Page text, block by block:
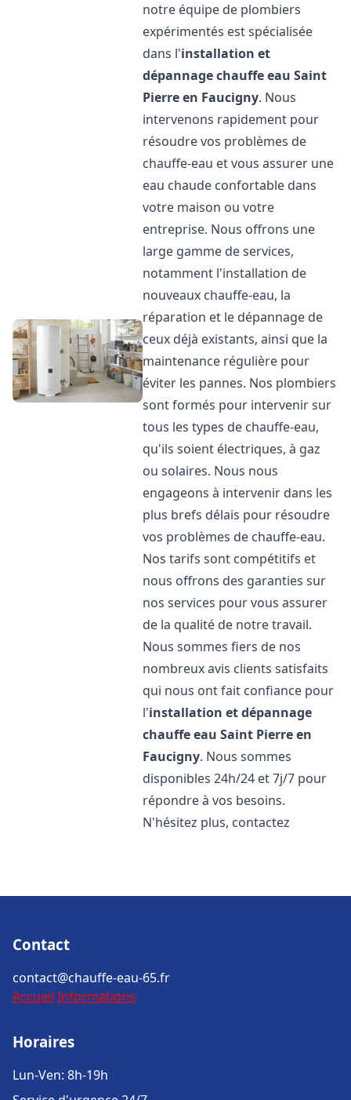
notre équipe de plombiers
expérimentés est spécialisée
dans l'installation et
dépannage chauffe eau Saint
Pierre en Faucigny. Nous
intervenons rapidement pour
résoudre vos problèmes de
chauffe-eau et vous assurer une
eau chaude confortable dans
votre maison ou votre
entreprise. Nous offrons une
large gamme de services,
notamment l'installation de
nouveaux chauffe-eau, la
réparation et le dépannage de
ceux déjà existants, ainsi que la
maintenance régulière pour
éviter les pannes. Nos plombiers
sont formés pour intervenir sur
tous les types de chauffe-eau,
qu'ils soient électriques, à gaz
ou solaires. Nous nous
engageons à intervenir dans les
plus brefs délais pour résoudre
vos problèmes de chauffe-eau.
Nos tarifs sont compétitifs et
nous offrons des garanties sur
nos services pour vous assurer
de la qualité de notre travail.
Nous sommes fiers de nos
nombreux avis clients satisfaits
qui nous ont fait confiance pour
l'installation et dépannage
chauffe eau Saint Pierre en
Faucigny. Nous sommes
disponibles 24h/24 et 7j/7 pour
répondre à vos besoins.
N'hésitez plus, contactez
Contact
contact@chauffe-eau-65.fr
Accueil Informations
Horaires
Lun-Ven: 8h-19h